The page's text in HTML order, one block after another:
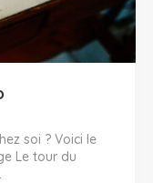
soi ? Voici le
Le tour du